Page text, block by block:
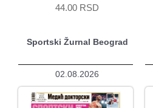
44.00 RSD
Sportski Žurnal Beograd
02.08.2026